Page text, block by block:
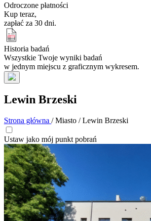
Odroczone płatności
Kup teraz,
zapłać za 30 dni.
Historia badań
Wszystkie Twoje wyniki badań
w jednym miejscu z graficznym wykresem.
Lewin Brzeski
Strona główna / Miasto / Lewin Brzeski
Ustaw jako mój punkt pobrań